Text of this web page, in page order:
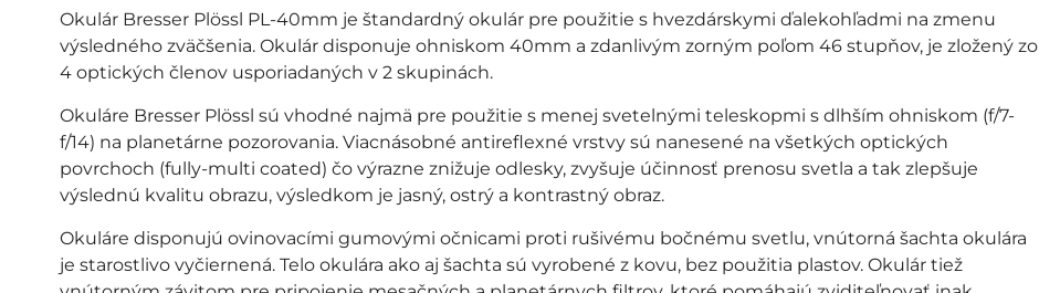
Okulár Bresser Plössl PL-40mm je štandardný okulár pre použitie s hvezdárskymi ďalekohľadmi na zmenu
výsledného zväčšenia. Okulár disponuje ohniskom 40mm a zdanlivým zorným poľom 46 stupňov, je zložený zo
4 optických členov usporiadaných v 2 skupinách.
Okuláre Bresser Plössl sú vhodné najmä pre použitie s menej svetelnými teleskopmi s dlhším ohniskom (f/7-
f/14) na planetárne pozorovania. Viacnásobné antireflexné vrstvy sú nanesené na všetkých optických
povrchoch (fully-multi coated) čo výrazne znižuje odlesky, zvyšuje účinnosť prenosu svetla a tak zlepšuje
výslednú kvalitu obrazu, výsledkom je jasný, ostrý a kontrastný obraz.
Okuláre disponujú ovinovacími gumovými očnicami proti rušivému bočnému svetlu, vnútorná šachta okulára
je starostlivo vyčiernená. Telo okulára ako aj šachta sú vyrobené z kovu, bez použitia plastov. Okulár tiež